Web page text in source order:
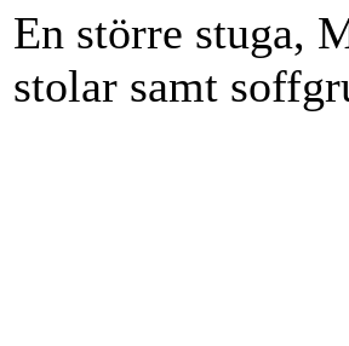
En större stuga,
stolar samt